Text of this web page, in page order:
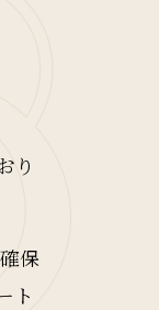
り
保
ト